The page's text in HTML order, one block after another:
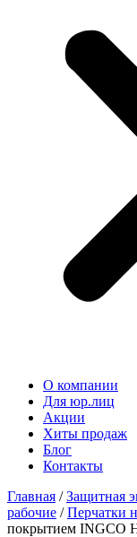
О компании
Для юр.лиц
Акции
Хиты продаж
Блог
Контакты
Главная /Защитная
рабочие /Перчатки
покрытием INGCO